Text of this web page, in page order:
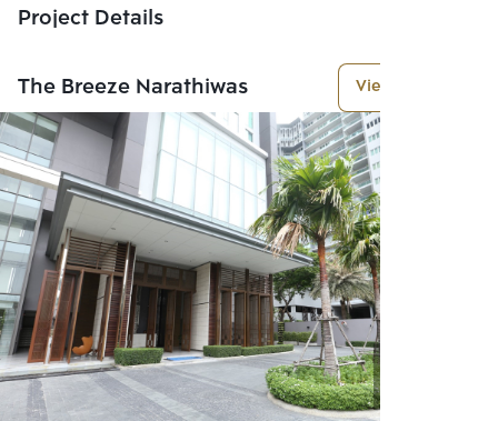
Project Details
The Breeze Narathiwas View More